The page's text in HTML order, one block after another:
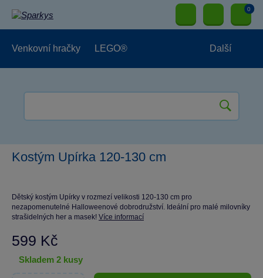
0
Venkovní hračky LEGO® Další
Kostým Upírka 120-130 cm
Dětský kostým Upírky v rozmezí velikosti 120-130 cm pro
nezapomenutelné Halloweenové dobrodružství. Ideální pro malé milovníky
strašidelných her a masek! Více informací
599 Kč
skladem 2 kusy